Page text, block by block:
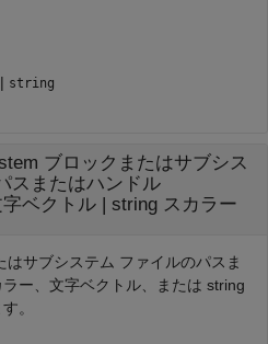
| string
ブロックまたはサブシス
スまたはハンドル
ベクトル| string スカラー
サブシステム ファイルのパスま
ー、文字ベクトル、または string
。